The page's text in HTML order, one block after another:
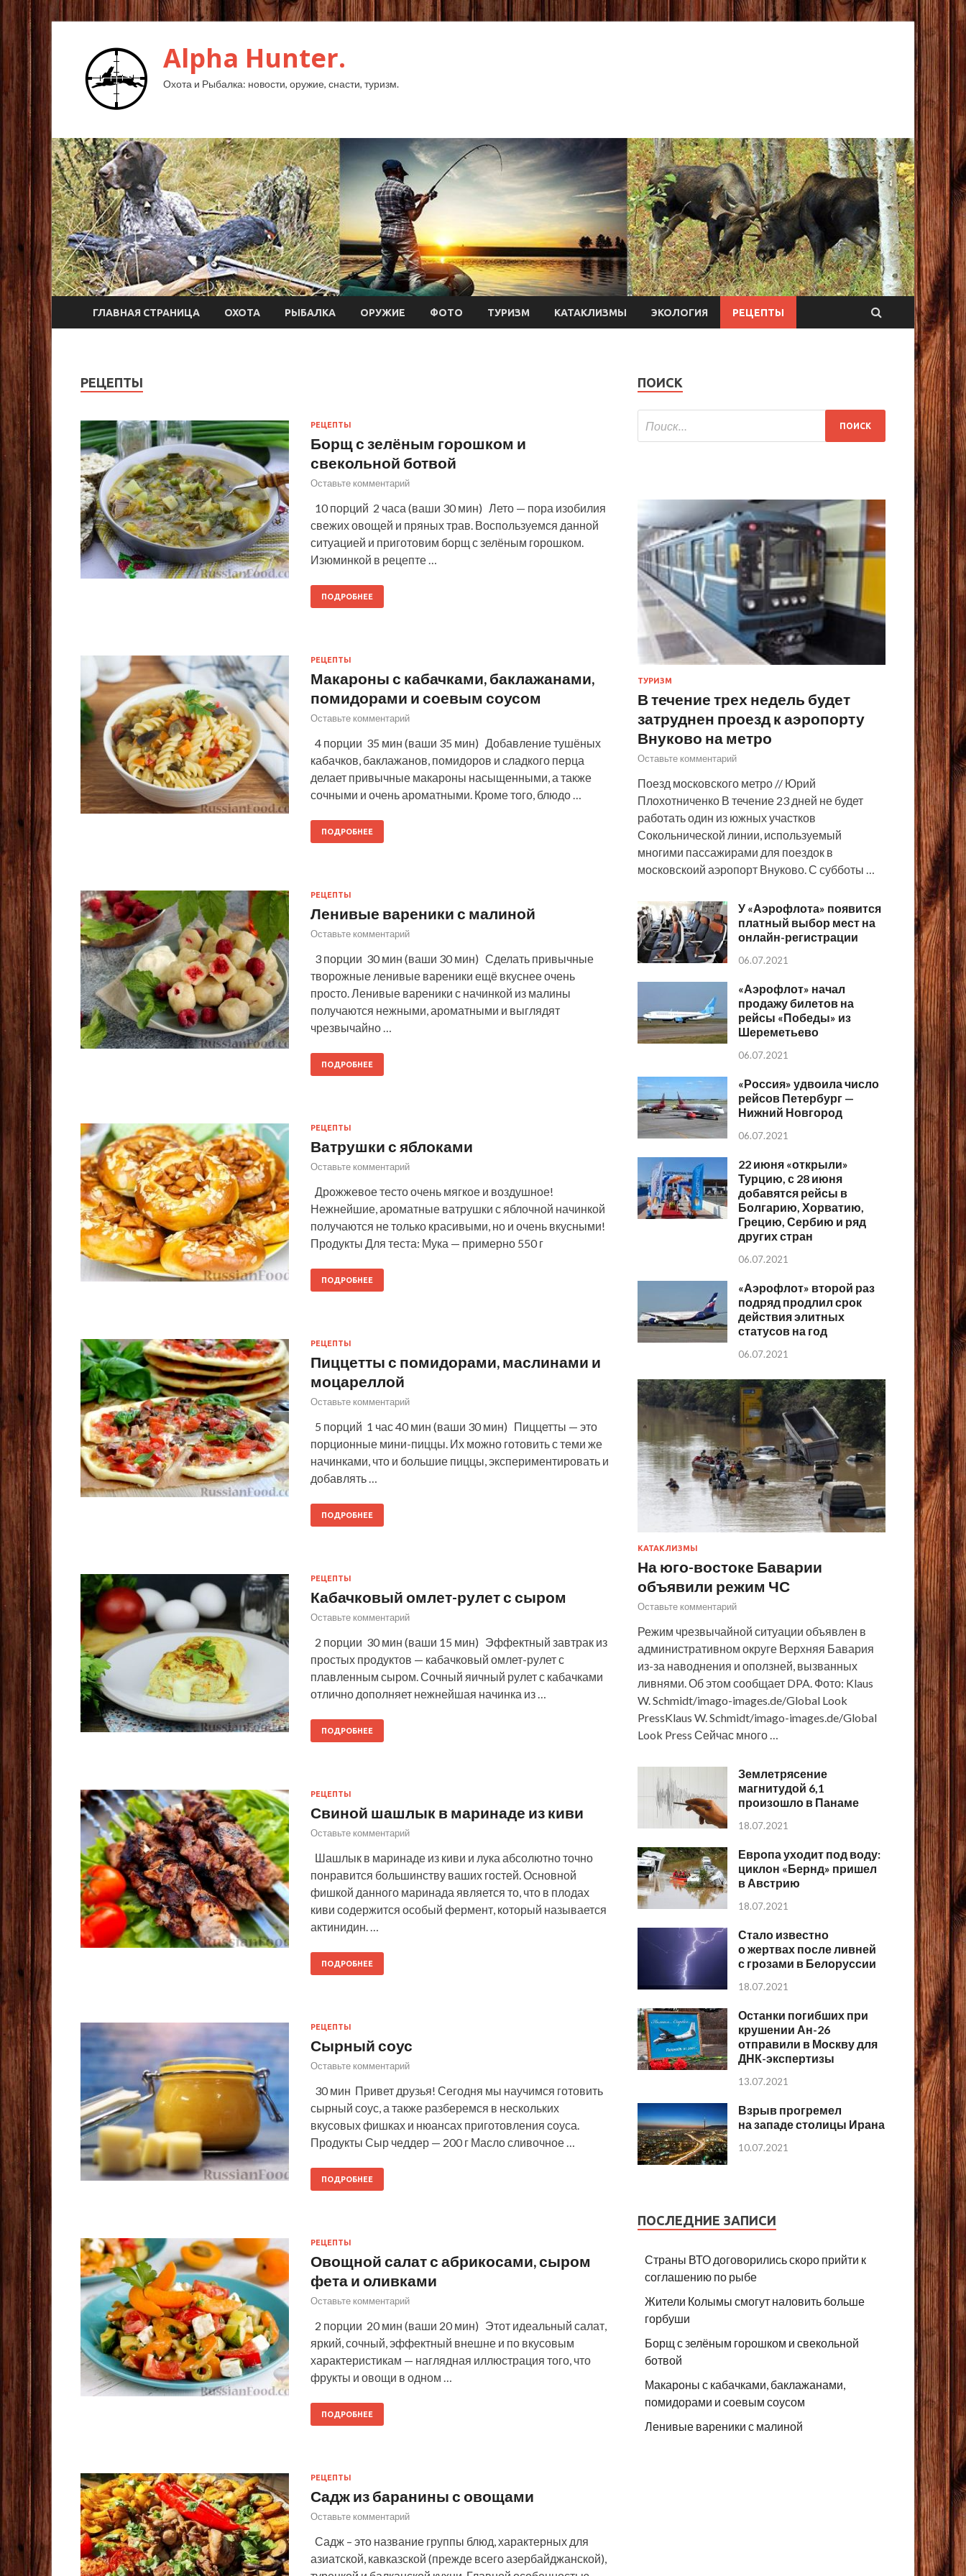
Alpha Hunter.
Охота и Рыбалка: новости, оружие, снасти, туризм.
ГЛАВНАЯ СТРАНИЦА ОХОТА РЫБАЛКА ОРУЖИЕ ФОТО ТУРИЗМ КАТАКЛИЗМЫ ЭКОЛОГИЯ РЕЦЕПТЫ
РЕЦЕПТЫ
РЕЦЕПТЫ
Борщ с зелёным горошком и
свекольной ботвой
Оставьте комментарий
10 порций 2 часа (ваши 30 мин) Лето — пора изобилия
свежих овощей и пряных трав. Воспользуемся данной
ситуацией и приготовим борщ с зелёным горошком.
Изюминкой в рецепте …
ПОДРОБНЕЕ
РЕЦЕПТЫ
Макароны с кабачками, баклажанами,
помидорами и соевым соусом
Оставьте комментарий
4 порции 35 мин (ваши 35 мин) Добавление тушёных
кабачков, баклажанов, помидоров и сладкого перца
делает привычные макароны насыщенными, а также
сочными и очень ароматными. Кроме того, блюдо …
ПОДРОБНЕЕ
РЕЦЕПТЫ
Ленивые вареники с малиной
Оставьте комментарий
3 порции 30 мин (ваши 30 мин) Сделать привычные
творожные ленивые вареники ещё вкуснее очень
просто. Ленивые вареники с начинкой из малины
получаются нежными, ароматными и выглядят
чрезвычайно …
ПОДРОБНЕЕ
РЕЦЕПТЫ
Ватрушки с яблоками
Оставьте комментарий
Дрожжевое тесто очень мягкое и воздушное!
Нежнейшие, ароматные ватрушки с яблочной начинкой
получаются не только красивыми, но и очень вкусными!
Продукты Для теста: Мука — примерно 550 г
ПОДРОБНЕЕ
РЕЦЕПТЫ
Пиццетты с помидорами, маслинами и
моцареллой
Оставьте комментарий
5 порций 1 час 40 мин (ваши 30 мин) Пиццетты — это
порционные мини-пиццы. Их можно готовить с теми же
начинками, что и большие пиццы, экспериментировать и
добавлять …
ПОДРОБНЕЕ
РЕЦЕПТЫ
Кабачковый омлет-рулет с сыром
Оставьте комментарий
2 порции 30 мин (ваши 15 мин) Эффектный завтрак из
простых продуктов — кабачковый омлет-рулет с
плавленным сыром. Сочный яичный рулет с кабачками
отлично дополняет нежнейшая начинка из …
ПОДРОБНЕЕ
РЕЦЕПТЫ
Свиной шашлык в маринаде из киви
Оставьте комментарий
Шашлык в маринаде из киви и лука абсолютно точно
понравится большинству ваших гостей. Основной
фишкой данного маринада является то, что в плодах
киви содержится особый фермент, который называется
актинидин. …
ПОДРОБНЕЕ
РЕЦЕПТЫ
Сырный соус
Оставьте комментарий
30 мин Привет друзья! Сегодня мы научимся готовить
сырный соус, а также разберемся в нескольких
вкусовых фишках и нюансах приготовления соуса.
Продукты Сыр чеддер — 200 г Масло сливочное …
ПОДРОБНЕЕ
РЕЦЕПТЫ
Овощной салат с абрикосами, сыром
фета и оливками
Оставьте комментарий
2 порции 20 мин (ваши 20 мин) Этот идеальный салат,
яркий, сочный, эффектный внешне и по вкусовым
характеристикам — наглядная иллюстрация того, что
фрукты и овощи в одном …
ПОДРОБНЕЕ
РЕЦЕПТЫ
Садж из баранины с овощами
Оставьте комментарий
Садж – это название группы блюд, характерных для
азиатской, кавказской (прежде всего азербайджанской),
ПОИСК
ТУРИЗМ
В течение трех недель будет
затруднен проезд к аэропорту
Внуково на метро
Оставьте комментарий
Поезд московского метро // Юрий
Плохотниченко В течение 23 дней не будет
работать один из южных участков
Сокольнической линии, используемый
многими пассажирами для поездок в
московскоий аэропорт Внуково. С субботы …
У «Аэрофлота» появится
платный выбор мест на
онлайн-регистрации
06.07.2021
«Аэрофлот» начал
продажу билетов на
рейсы «Победы» из
Шереметьево
06.07.2021
«Россия» удвоила число
рейсов Петербург —
Нижний Новгород
06.07.2021
22 июня «открыли»
Турцию, с 28 июня
добавятся рейсы в
Болгарию, Хорватию,
Грецию, Сербию и ряд
других стран
06.07.2021
«Аэрофлот» второй раз
подряд продлил срок
действия элитных
статусов на год
06.07.2021
КАТАКЛИЗМЫ
На юго-востоке Баварии
объявили режим ЧС
Оставьте комментарий
Режим чрезвычайной ситуации объявлен в
административном округе Верхняя Бавария
из-за наводнения и оползней, вызванных
ливнями. Об этом сообщает DPA. Фото: Klaus
W. Schmidt/imago-images.de/Global Look
PressKlaus W. Schmidt/imago-images.de/Global
Look Press Сейчас много …
Землетрясение
магнитудой 6,1
произошло в Панаме
18.07.2021
Европа уходит под воду:
циклон «Бернд» пришел
в Австрию
18.07.2021
Стало известно
о жертвах после ливней
с грозами в Белоруссии
18.07.2021
Останки погибших при
крушении Ан-26
отправили в Москву для
ДНК-экспертизы
13.07.2021
Взрыв прогремел
на западе столицы Ирана
10.07.2021
ПОСЛЕДНИЕ ЗАПИСИ
Страны ВТО договорились скоро прийти к
соглашению по рыбе
Жители Колымы смогут наловить больше
горбуши
Борщ с зелёным горошком и свекольной
ботвой
Макароны с кабачками, баклажанами,
помидорами и соевым соусом
Ленивые вареники с малиной